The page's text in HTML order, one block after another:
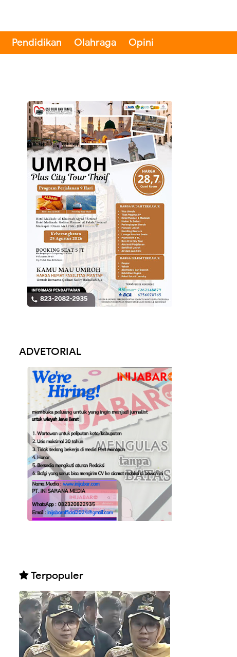
Pendidikan Olahraga Opini
ADVETORIAL
Terpopuler